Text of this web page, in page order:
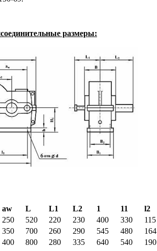
размеры:
aw L L1 L2 1 11
l2
250 520 220 230 400 330
115
350 700 260 290 545 480
164
400 800 280 335 640 540 190